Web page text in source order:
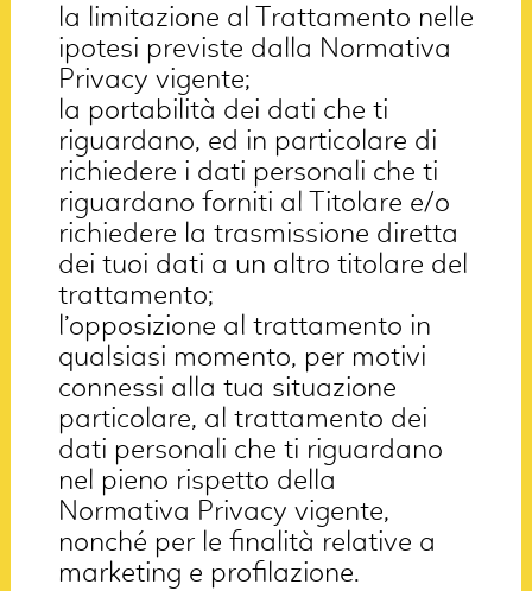
la limitazione al Trattamento nelle
ipotesi previste dalla Normativa
Privacy vigente;
la portabilità dei dati che ti
riguardano, ed in particolare di
richiedere i dati personali che ti
riguardano forniti al Titolare e/o
richiedere la trasmissione diretta
dei tuoi dati a un altro titolare del
trattamento;
l’opposizione al trattamento in
qualsiasi momento, per motivi
connessi alla tua situazione
particolare, al trattamento dei
dati personali che ti riguardano
nel pieno rispetto della
Normativa Privacy vigente,
nonché per le finalità relative a
marketing e profilazione.